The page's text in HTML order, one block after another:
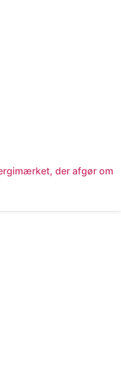
der afgør om